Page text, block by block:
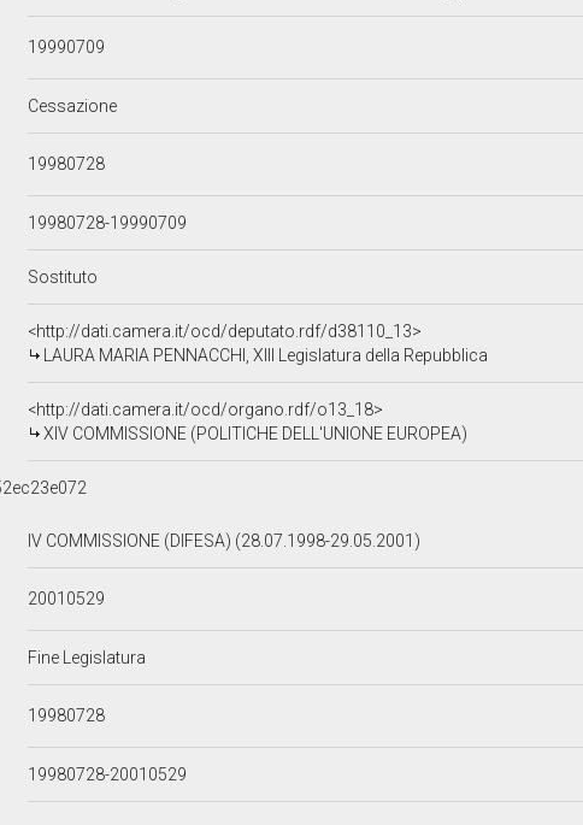
19990709
Cessazione
19980728
19980728-19990709
Sostituto
<http://dati.camera.it/ocd/deputato.rdf/d38110_13>
LAURA MARIA PENNACCHI, XIII Legislatura della Repubblica
<http://dati.camera.it/ocd/organo.rdf/o13_18>
XIV COMMISSIONE (POLITICHE DELL'UNIONE EUROPEA)
IV COMMISSIONE (DIFESA) (28.07.1998-29.05.2001)
20010529
Fine Legislatura
19980728
19980728-20010529